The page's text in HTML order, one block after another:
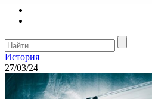
История
27/03/24